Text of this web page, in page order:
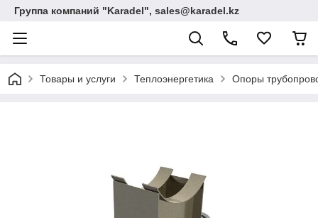
Группа компаний "Karadel", sales@karadel.kz
Товары и услуги Теплоэнергетика Опоры